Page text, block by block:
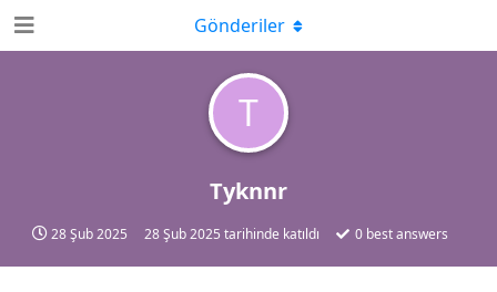
T
Tyknnr
28 Şub 2025 28 Şub 2025 tarihinde katıldı 0 best answers
Gönderiler